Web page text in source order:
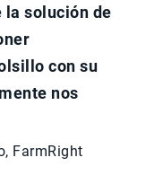
la solución de
con su
nos
FarmRight